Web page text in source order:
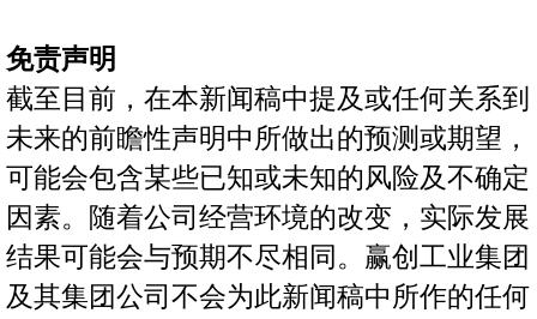
免责声明
截至目前，在本新闻稿中提及或任何关系到
未来的前瞻性声明中所做出的预测或期望，
可能会包含某些已知或未知的风险及不确定
因素。随着公司经营环境的改变，实际发展
结果可能会与预期不尽相同。赢创工业集团
及其集团公司不会为此新闻稿中所作的任何